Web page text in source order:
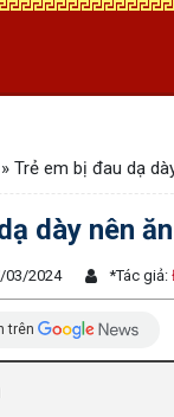
» Trẻ em bị đau dạ
dày nên
03/2024 *Tác giả:
trên